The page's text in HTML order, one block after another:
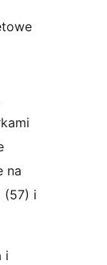
na
(57) i
i